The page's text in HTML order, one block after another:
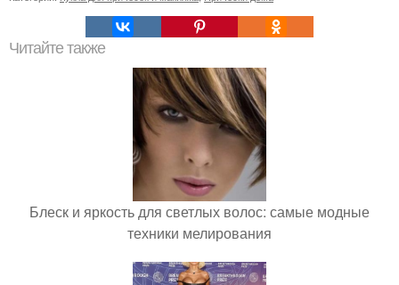
Читайте также
Блеск и яркость для светлых волос: самые модные
техники мелирования